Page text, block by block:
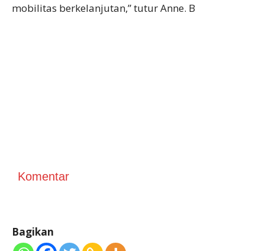
mobilitas berkelanjutan,” tutur Anne. B
Komentar
Bagikan